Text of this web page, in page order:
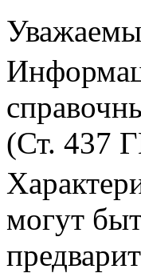
(Ст. 437
могут